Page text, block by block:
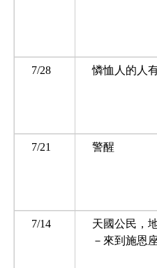
7/28 憐恤人的人
7/21 警醒
7/14
天國公民，
－來到施恩